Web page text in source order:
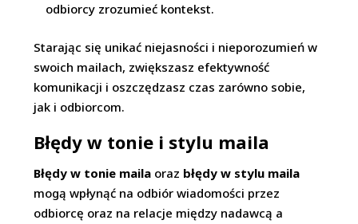
odbiorcy zrozumieć kontekst.
Starając się unikać niejasności i nieporozumień w
swoich mailach, zwiększasz efektywność
komunikacji i oszczędzasz czas zarówno sobie,
jak i odbiorcom.
Błędy w tonie i stylu maila
Błędy w tonie maila oraz błędy w stylu maila
mogą wpłynąć na odbiór wiadomości przez
odbiorcę oraz na relacje między nadawcą a